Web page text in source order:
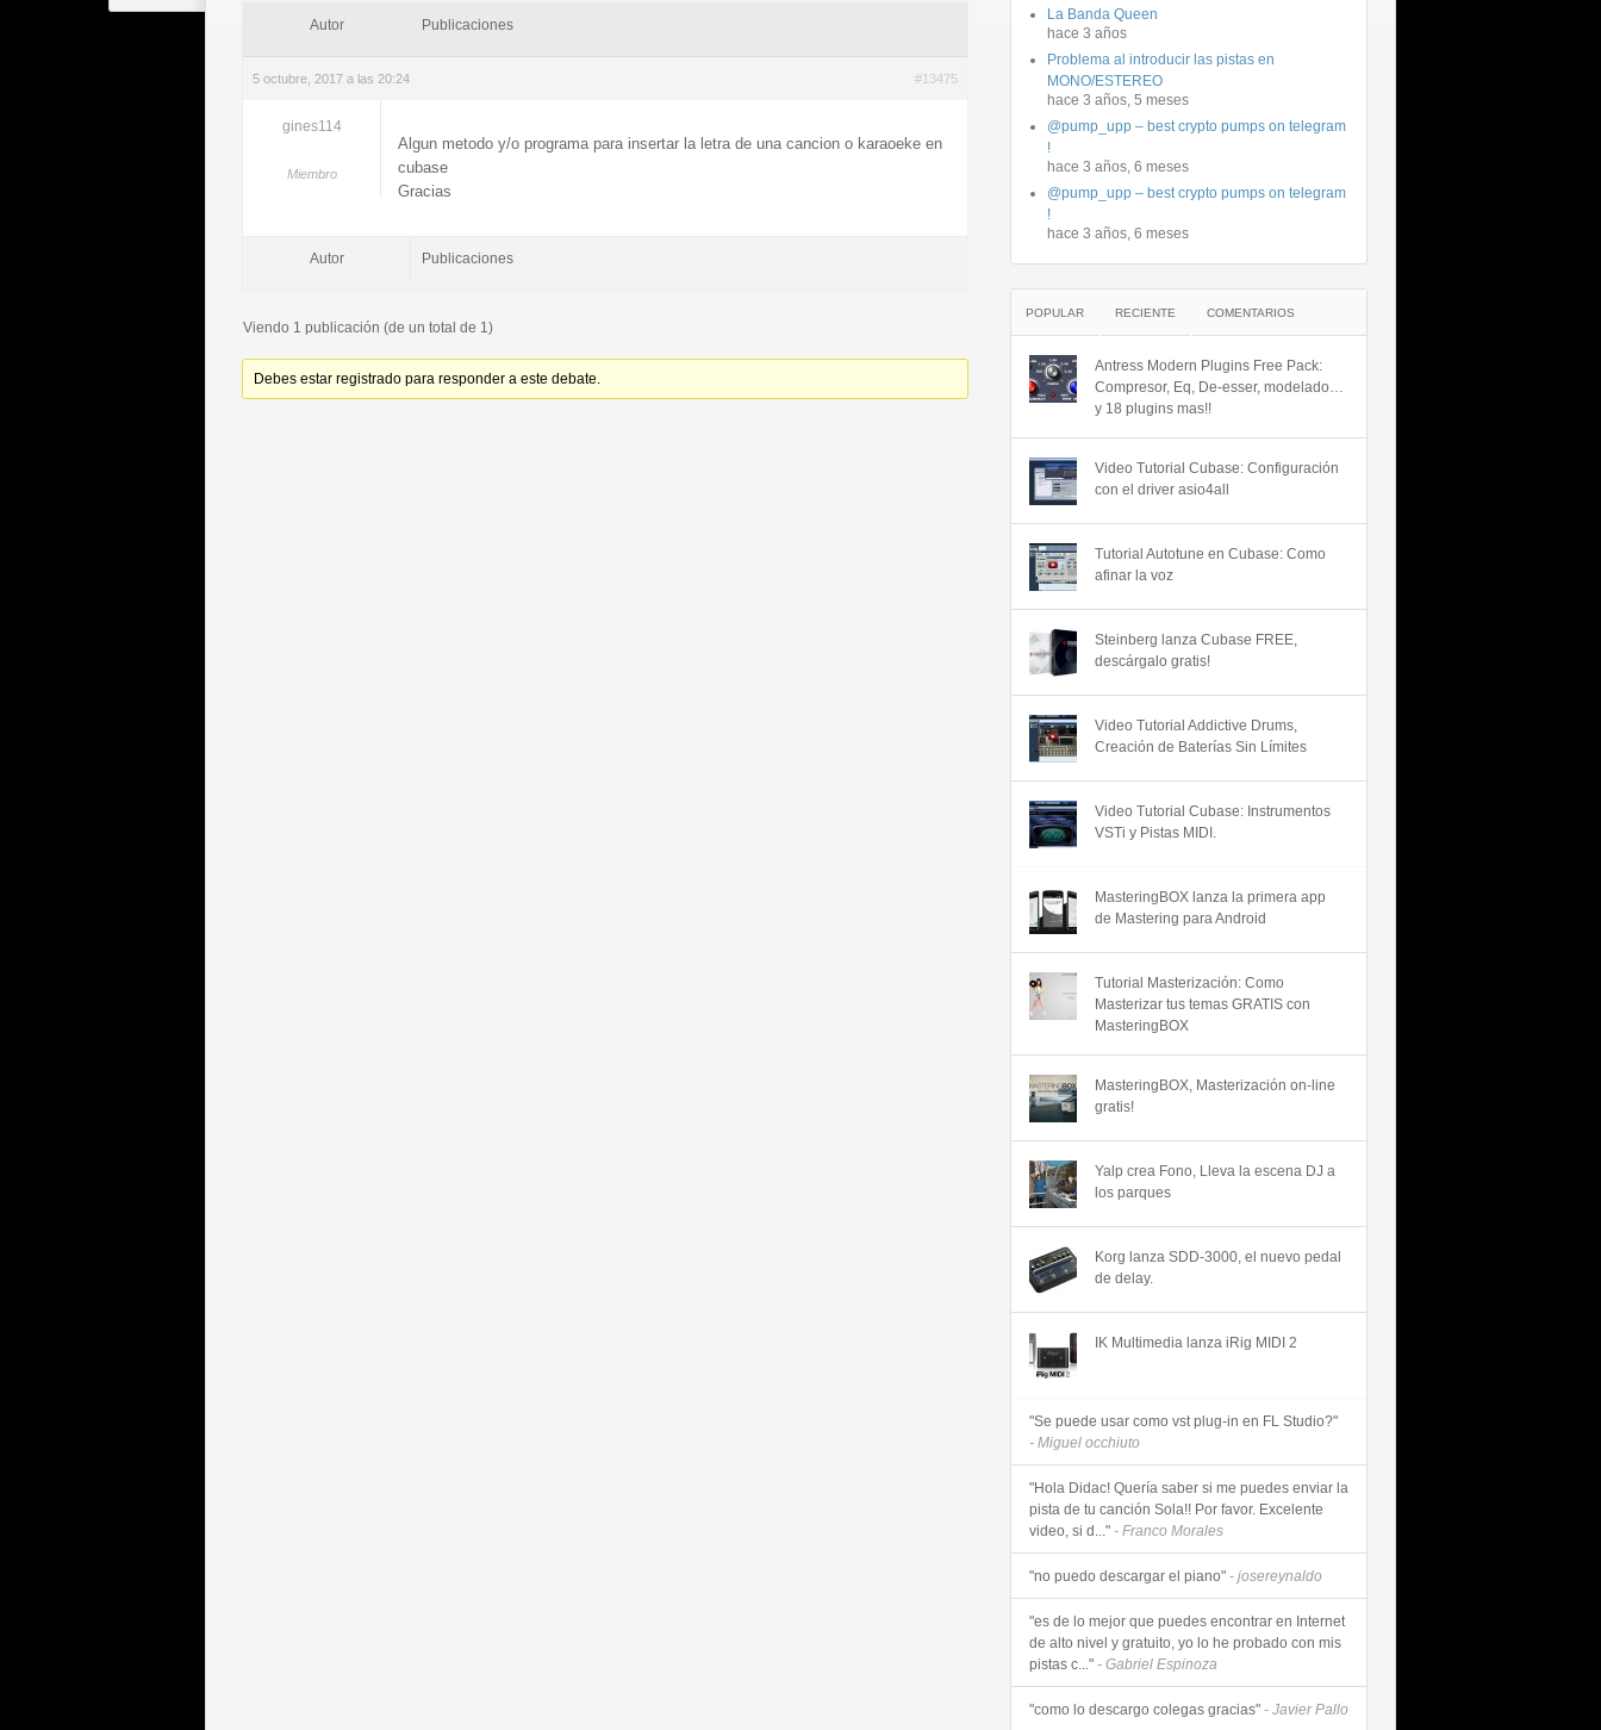
Autor Publicaciones
5 octubre, 2017 a las 20:24 #13475
gines114
Miembro
Algun metodo y/o programa para insertar la letra de una cancion o karaoeke en
cubase
Gracias
Autor Publicaciones
Viendo 1 publicación (de un total de 1)
Debes estar registrado para responder a este debate.
La Banda Queen
hace 3 años
Problema al introducir las pistas en
MONO/ESTEREO
hace 3 años, 5 meses
@pump_upp – best crypto pumps on telegram
!
hace 3 años, 6 meses
@pump_upp – best crypto pumps on telegram
!
hace 3 años, 6 meses
POPULAR RECIENTE COMENTARIOS
Antress Modern Plugins Free Pack:
Compresor, Eq, De-esser, modelado…
y 18 plugins mas!!
Video Tutorial Cubase: Configuración
con el driver asio4all
Tutorial Autotune en Cubase: Como
afinar la voz
Steinberg lanza Cubase FREE,
descárgalo gratis!
Video Tutorial Addictive Drums,
Creación de Baterías Sin Límites
Video Tutorial Cubase: Instrumentos
VSTi y Pistas MIDI.
MasteringBOX lanza la primera app
de Mastering para Android
Tutorial Masterización: Como
Masterizar tus temas GRATIS con
MasteringBOX
MasteringBOX, Masterización on-line
gratis!
Yalp crea Fono, Lleva la escena DJ a
los parques
Korg lanza SDD-3000, el nuevo pedal
de delay.
IK Multimedia lanza iRig MIDI 2
"Se puede usar como vst plug-in en FL Studio?"
- Miguel occhiuto
"Hola Didac! Quería saber si me puedes enviar la
pista de tu canción Sola!! Por favor. Excelente
video, si d..." - Franco Morales
"no puedo descargar el piano" - josereynaldo
"es de lo mejor que puedes encontrar en Internet
de alto nivel y gratuito, yo lo he probado con mis
pistas c..." - Gabriel Espinoza
"como lo descargo colegas gracias" - Javier Pallo